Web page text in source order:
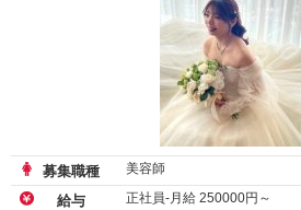
募集職種 美容師
給与 正社員-月給 250000円～